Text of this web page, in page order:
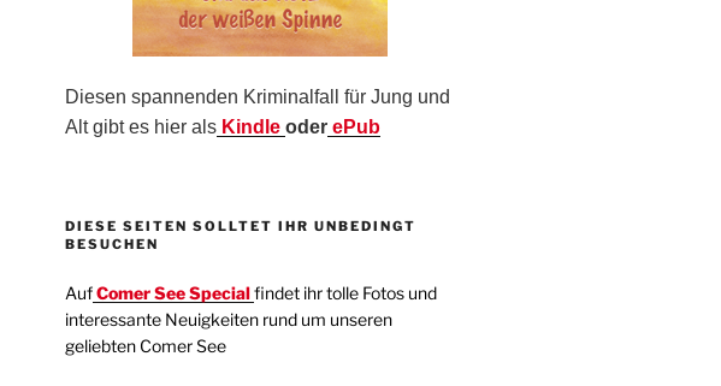
Diesen spannenden Kriminalfall für Jung und
Alt gibt es hier alsKindle oder ePub
DIESE SEITEN SOLLTET IHR UNBEDINGT
BESUCHEN
AufComer See Specialfindet ihr tolle Fotos und
interessante Neuigkeiten rund um unseren
geliebten Comer See